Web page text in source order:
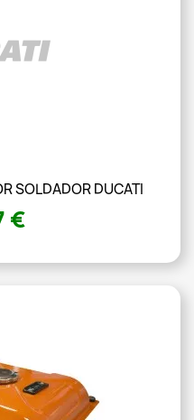
SOLDADOR DUCATI
€